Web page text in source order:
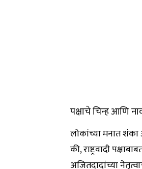
पक्षाचे चिन्ह आणि
लोकांच्या मनात शंका
की, राष्ट्रवादी
अजितदादांच्या